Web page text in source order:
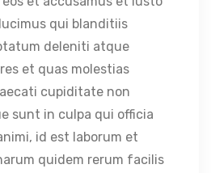
qui blanditiis
deleniti atque
et quas molestias
cupiditate non
sunt in culpa qui officia
id est laborum et
quidem rerum facilis